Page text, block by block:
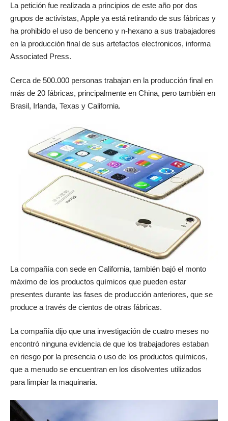
La petición fue realizada a principios de este año por dos
grupos de activistas, Apple ya está retirando de sus fábricas y
ha prohibido el uso de benceno y n-hexano a sus trabajadores
en la producción final de sus artefactos electronicos, informa
Associated Press.
Cerca de 500.000 personas trabajan en la producción final en
más de 20 fábricas, principalmente en China, pero también en
Brasil, Irlanda, Texas y California.
La compañía con sede en California, también bajó el monto
máximo de los productos químicos que pueden estar
presentes durante las fases de producción anteriores, que se
produce a través de cientos de otras fábricas.
La compañía dijo que una investigación de cuatro meses no
encontró ninguna evidencia de que los trabajadores estaban
en riesgo por la presencia o uso de los productos químicos,
que a menudo se encuentran en los disolventes utilizados
para limpiar la maquinaria.